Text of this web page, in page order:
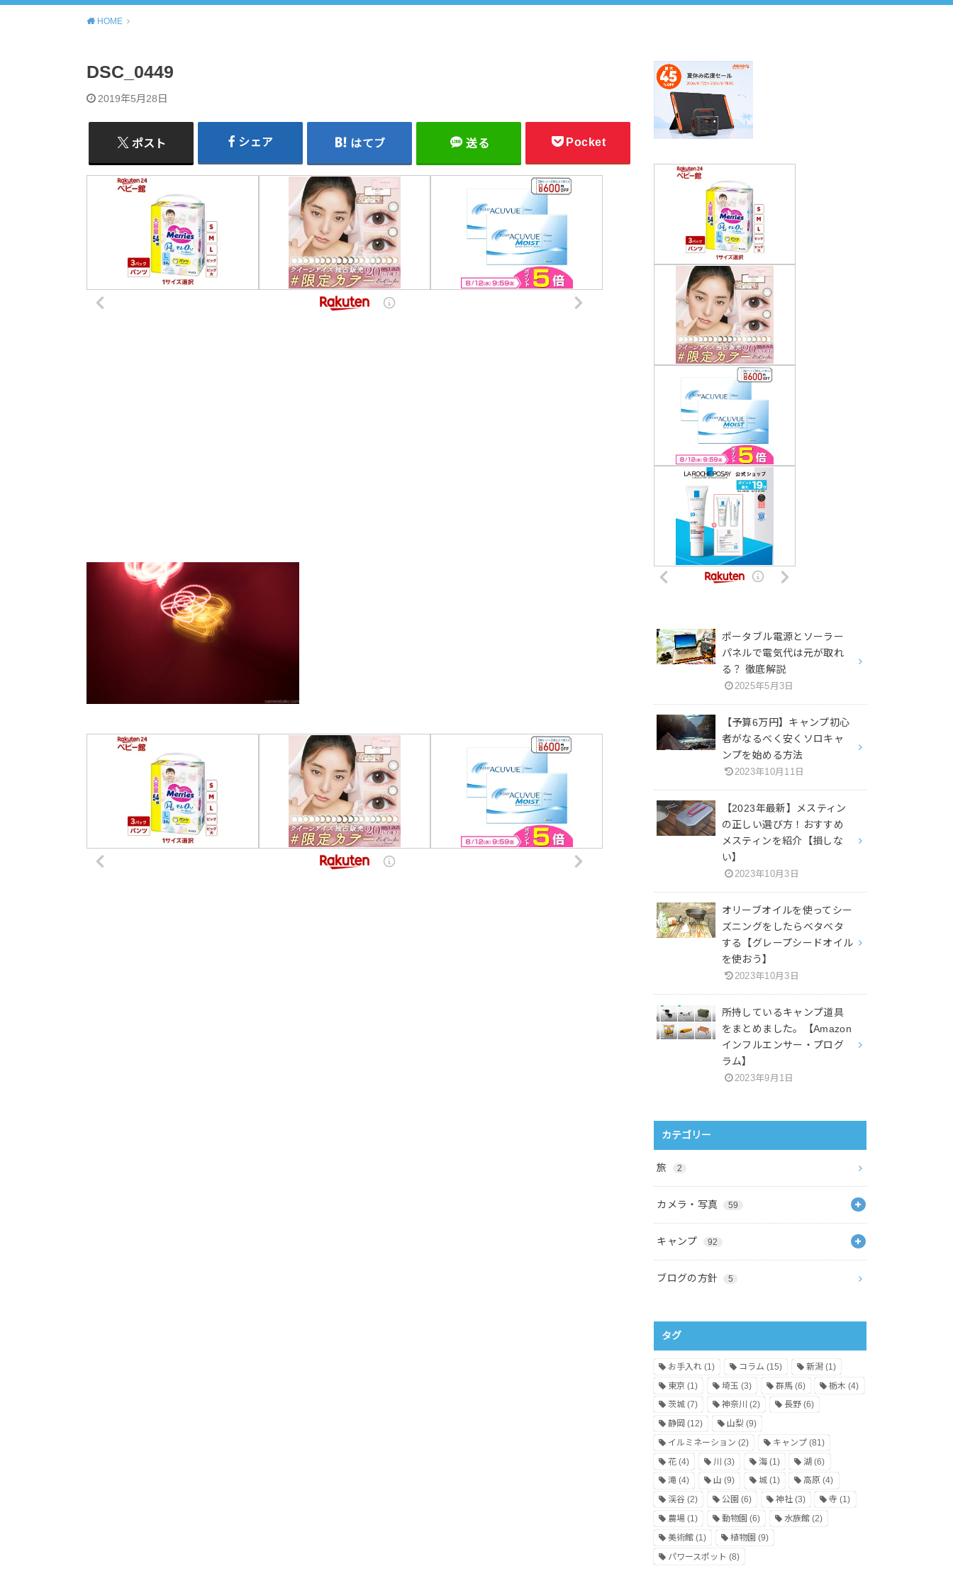
HOME
DSC_0449
2019年5月28日
ポスト シェア はてブ 送る Pocket
ポータブル電源とソーラー
パネルで電気代は元が取れ
る？ 徹底解説
2025年5月3日
【予算6万円】キャンプ初心
者がなるべく安くソロキャ
ンプを始める方法
2023年10月11日
【2023年最新】メスティン
の正しい選び方！おすすめ
メスティンを紹介【損しな
い】
2023年10月3日
オリーブオイルを使ってシー
ズニングをしたらベタベタ
する【グレープシードオイル
を使おう】
2023年10月3日
所持しているキャンプ道具
をまとめました。【Amazon
インフルエンサー・プログ
ラム】
2023年9月1日
カテゴリー
旅 2
カメラ・写真 59
キャンプ 92
ブログの方針 5
タグ
お手入れ (1) コラム (15) 新潟(1)
東京 (1) 埼玉 (3) 群馬(6) 栃木 (4)
茨城 (7) 神奈川 (2) 長野(6)
静岡 (12) 山梨 (9)
イルミネーション (2) キャンプ(81)
花 (4) 川 (3) 海(1) 湖 (6)
滝 (4) 山 (9) 城(1) 高原 (4)
渓谷 (2) 公園 (6) 神社(3) 寺 (1)
農場 (1) 動物園 (6) 水族館(2)
美術館 (1) 植物園 (9)
パワースポット (8)